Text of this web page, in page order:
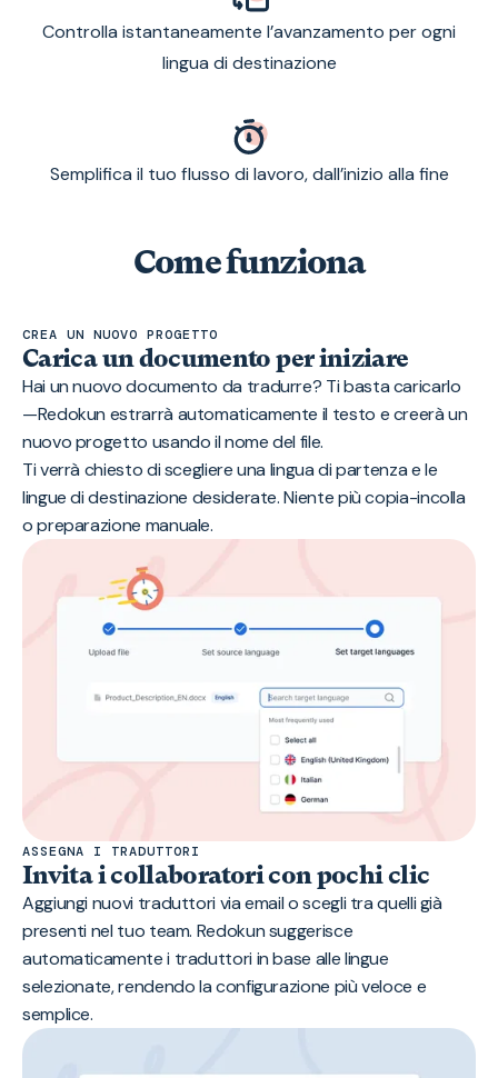
Controlla istantaneamente l’avanzamento per ogni
lingua di destinazione
Semplifica il tuo flusso di lavoro, dall’inizio alla fine
Come funziona
CREA UN NUOVO PROGETTO
Carica un documento per iniziare
Hai un nuovo documento da tradurre? Ti basta caricarlo
—Redokun estrarrà automaticamente il testo e creerà un
nuovo progetto usando il nome del file.
Ti verrà chiesto di scegliere una lingua di partenza e le
lingue di destinazione desiderate. Niente più copia-incolla
o preparazione manuale.
ASSEGNA I TRADUTTORI
Invita i collaboratori con pochi clic
Aggiungi nuovi traduttori via email o scegli tra quelli già
presenti nel tuo team. Redokun suggerisce
automaticamente i traduttori in base alle lingue
selezionate, rendendo la configurazione più veloce e
semplice.